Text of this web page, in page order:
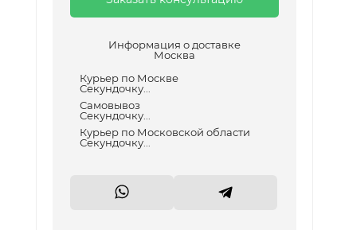
Информация о доставке
Москва
Курьер по Москве
Секундочку...
Самовывоз
Секундочку...
Курьер по Московской области
Секундочку...